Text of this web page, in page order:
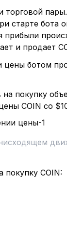
старте бота
прибыли
и продает
ботом
на покупку
COIN со
COIN: